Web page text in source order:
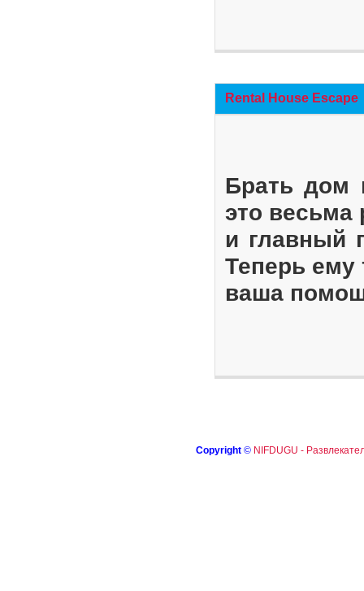
Rental House Escape
Брать дом
это весьма
и главный
Теперь ему
ваша
Copyright © NIFDUGU -